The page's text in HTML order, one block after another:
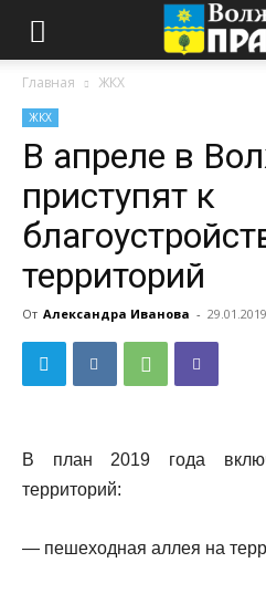
Главная ЖКХ
ЖКХ
В апреле в
приступят к
территорий
От Александра Иванова -
В план 2019 года
территорий:
— пешеходная аллея на